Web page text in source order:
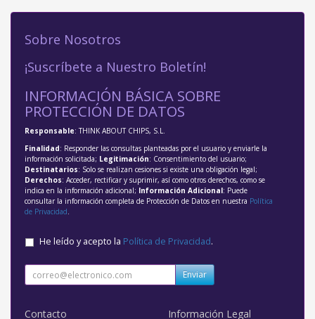
Sobre Nosotros
¡Suscríbete a Nuestro Boletín!
INFORMACIÓN BÁSICA SOBRE
PROTECCIÓN DE DATOS
Responsable: THINK ABOUT CHIPS, S.L.
Finalidad: Responder las consultas planteadas por el usuario y enviarle la
información solicitada; Legitimación: Consentimiento del usuario;
Destinatarios: Solo se realizan cesiones si existe una obligación legal;
Derechos: Acceder, rectificar y suprimir, así como otros derechos, como se
indica en la información adicional; Información Adicional: Puede
consultar la información completa de Protección de Datos en nuestra Política
de Privacidad.
He leído y acepto la Política de Privacidad.
Enviar
Contacto Información Legal